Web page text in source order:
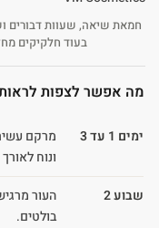
חמאת שיאה, שעוות דבורים
בעוד חלקיקים
מה אפשר לצפות
ימים 1 עד 3
מרקם
ונוח
שבוע 2
העור
בולטים.